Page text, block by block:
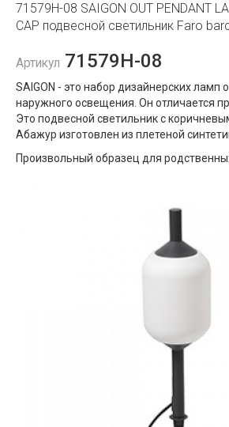
71579H-08 SAIGON OUT PENDANT
CAP подвесной светильник Faro
Артикул 71579H-08
SAIGON - это набор дизайнерских ламп
наружного освещения. Он отличается
Это подвесной светильник с
Абажур изготовлен из плетеной
Произвольный образец для